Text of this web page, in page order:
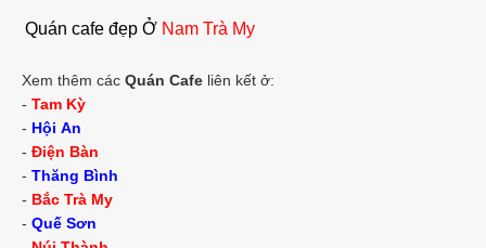
Quán cafe đẹp Ở Nam Trà My
Xem thêm các Quán Cafe liên kết ở:
- Tam Kỳ
- Hội An
- Điện Bàn
- Thăng Bình
- Bắc Trà My
- Quế Sơn